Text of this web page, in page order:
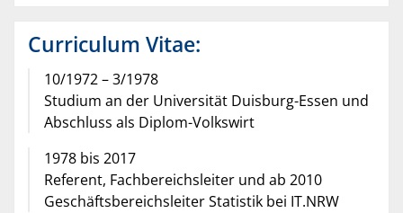
Curriculum Vitae:
10/1972 – 3/1978
Studium an der Universität Duisburg-Essen und
Abschluss als Diplom-Volkswirt
1978 bis 2017
Referent, Fachbereichsleiter und ab 2010
Geschäftsbereichsleiter Statistik bei IT.NRW